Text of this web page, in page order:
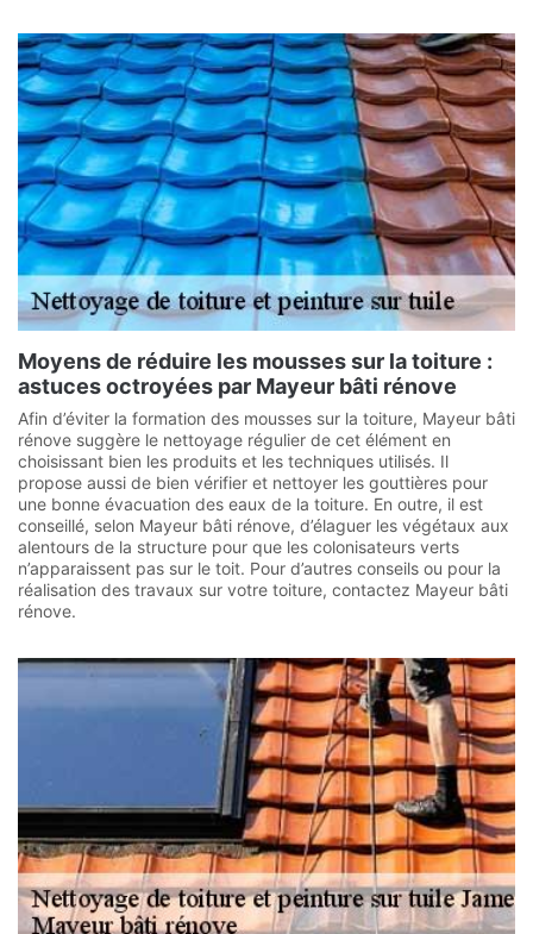
Moyens de réduire les mousses sur la toiture :
astuces octroyées par Mayeur bâti rénove
Afin d’éviter la formation des mousses sur la toiture, Mayeur bâti
rénove suggère le nettoyage régulier de cet élément en
choisissant bien les produits et les techniques utilisés. Il
propose aussi de bien vérifier et nettoyer les gouttières pour
une bonne évacuation des eaux de la toiture. En outre, il est
conseillé, selon Mayeur bâti rénove, d’élaguer les végétaux aux
alentours de la structure pour que les colonisateurs verts
n’apparaissent pas sur le toit. Pour d’autres conseils ou pour la
réalisation des travaux sur votre toiture, contactez Mayeur bâti
rénove.